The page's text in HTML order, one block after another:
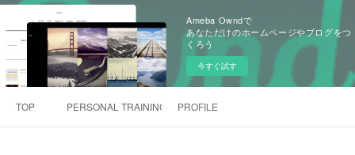
Ameba Owndで
あなただけのホームページやブログをつ
くろう
今すぐ試す
TOP PERSONAL TRAINING 「Rebeyond」
PROFILE